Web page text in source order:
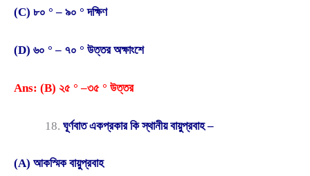
(C) ৮০ ° – ৯০ ° দক্ষিণ
(D) ৬০ ° – ৭০ ° উত্তর অক্ষাংশে
Ans: (B) ২৫ ° –৩৫ ° উত্তর
ঘূর্ণবাত একপ্রকার কি স্থানীয় বায়ুপ্রবাহ –
(A) আকস্মিক বায়ুপ্রবাহ